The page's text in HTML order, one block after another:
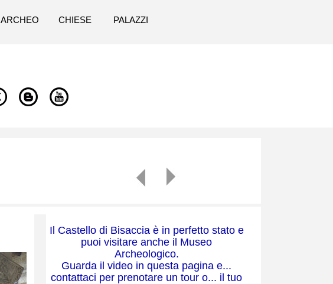
ARCHEO CHIESE PALAZZI
Il Castello di Bisaccia è in perfetto stato e
puoi visitare anche il Museo
Archeologico.
Guarda il video in questa pagina e...
contattaci per prenotare un tour o... il tuo